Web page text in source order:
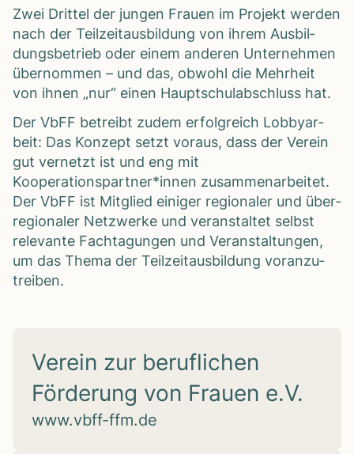
Zwei Drit­tel der jun­gen Frauen im Pro­jekt wer­den
nach der Teil­zeit­aus­bil­dung von ihrem Aus­bil­
dungs­be­trieb oder einem ande­ren Unter­neh­men
über­nom­men – und das, obwohl die Mehr­heit
von ihnen „nur“ einen Haupt­schul­ab­schluss hat.
Der VbFF betreibt zudem erfolg­reich Lob­by­ar­
beit: Das Kon­zept setzt vor­aus, dass der Ver­ein
gut ver­netzt ist und eng mit
Kooperationspartner*innen zusam­men­ar­bei­tet.
Der VbFF ist Mit­glied eini­ger regio­na­ler und über­
re­gio­na­ler Netz­werke und ver­an­stal­tet selbst
rele­vante Fach­ta­gun­gen und Ver­an­stal­tun­gen,
um das Thema der Teil­zeit­aus­bil­dung vor­an­zu­
trei­ben.
Verein zur beruflichen
Förderung von Frauen e.V.
www.vbff-ffm.de